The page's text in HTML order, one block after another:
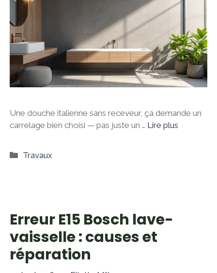
Une douche italienne sans receveur, ça demande un
carrelage bien choisi — pas juste un … Lire plus
Catégories
Travaux
Erreur E15 Bosch lave-
vaisselle : causes et
réparation